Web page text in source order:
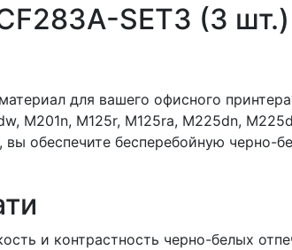
SET3 (3
для вашего офисного
M201n, M125r, M125ra, M225dn,
обеспечите бесперебойную черно-
и контрастность черно-белых